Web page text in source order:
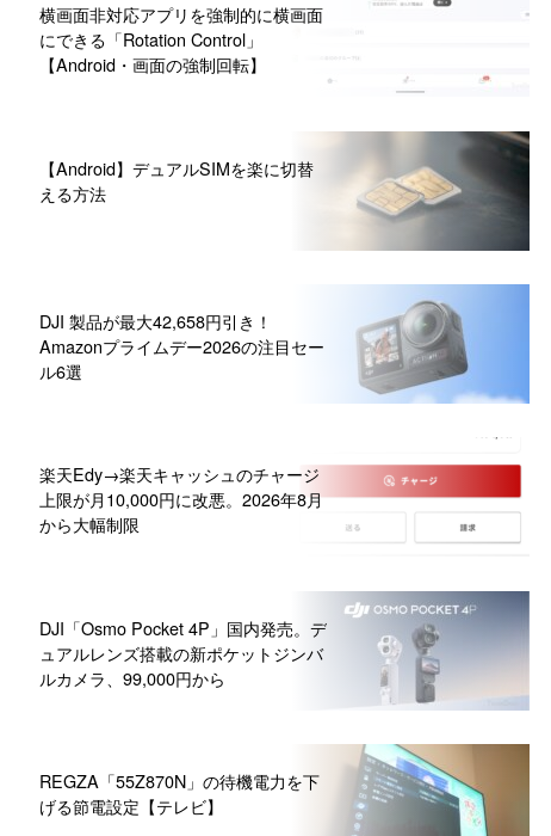
横画面非対応アプリを強制的に横画面
にできる「Rotation Control」
【Android・画面の強制回転】
【Android】デュアルSIMを楽に切替
える方法
DJI 製品が最大42,658円引き！
Amazonプライムデー2026の注目セー
ル6選
楽天Edy→楽天キャッシュのチャージ
上限が月10,000円に改悪。2026年8月
から大幅制限
DJI「Osmo Pocket 4P」国内発売。デ
ュアルレンズ搭載の新ポケットジンバ
ルカメラ、99,000円から
REGZA「55Z870N」の待機電力を下
げる節電設定【テレビ】